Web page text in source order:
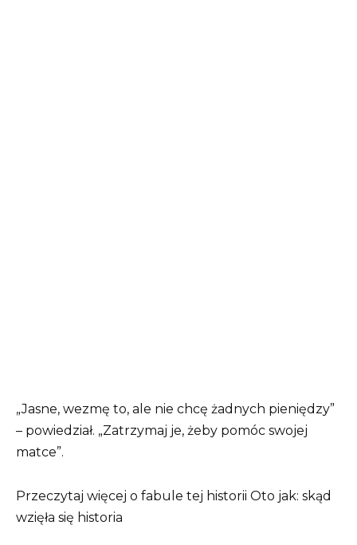
„Jasne, wezmę to, ale nie chcę żadnych pieniędzy”
– powiedział. „Zatrzymaj je, żeby pomóc swojej
matce”.
Przeczytaj więcej o fabule tej historii Oto jak: skąd
wzięła się historia